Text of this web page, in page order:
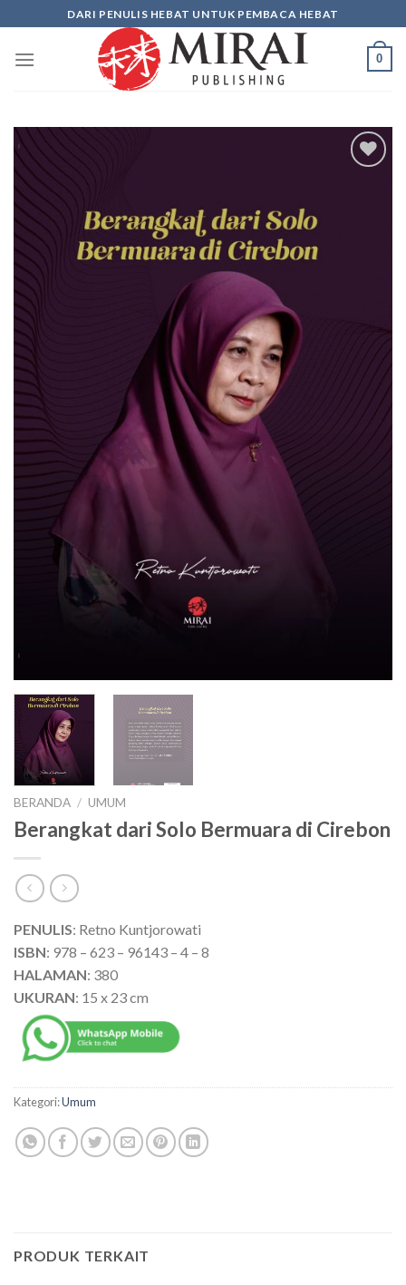
to
content
DARI PENULIS HEBAT UNTUK PEMBACA HEBAT
0
BERANDA / UMUM
Berangkat dari Solo Bermuara di Cirebon
PENULIS: Retno Kuntjorowati
ISBN: 978 – 623 – 96143 – 4 – 8
HALAMAN: 380
UKURAN: 15 x 23 cm
Kategori:Umum
PRODUK TERKAIT